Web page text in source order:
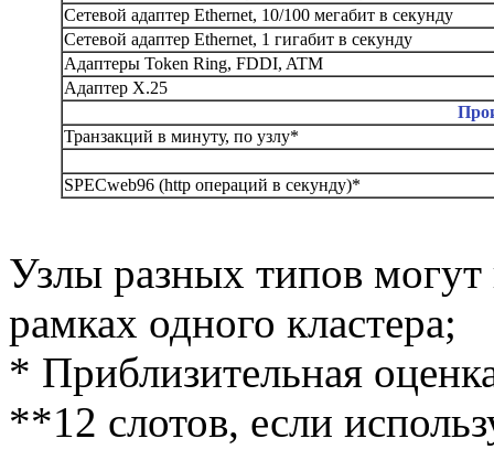
Сетевой адаптер Ethernet, 10/100 мегабит в секунду
Сетевой адаптер Ethernet, 1 гигабит в секунду
Адаптеры Token Ring, FDDI, ATM
Адаптер X.25
Транзакций в минуту, по узлу*
SPECweb96 (http операций в секунду)*
Узлы разных типов могут
рамках одного кластера;
* Приблизительная
**12 слотов, если